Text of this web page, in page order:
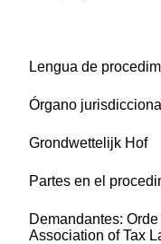
Lengua de
Órgano
Grondwettelijk Hof
Partes en el
Demandantes:
Association of Tax